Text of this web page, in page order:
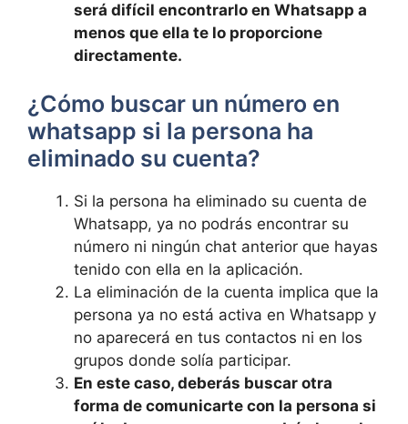
será difícil encontrarlo en Whatsapp ⁤a
‍menos que ella⁢ te lo proporcione
directamente.
¿Cómo buscar un ⁢número en
whatsapp si la persona ha
eliminado su cuenta?
Si⁣ la persona ha eliminado su cuenta de
Whatsapp, ya no podrás encontrar⁣ su‌
número ​ni ningún chat anterior ‍que hayas
tenido con ella en la aplicación.
La eliminación de la cuenta implica que la‌
persona ya no ⁢está activa en Whatsapp y
no aparecerá ⁣en tus contactos ni en los
grupos donde solía participar.
En ⁤este ​caso, deberás ⁤buscar otra
forma de comunicarte con la persona si